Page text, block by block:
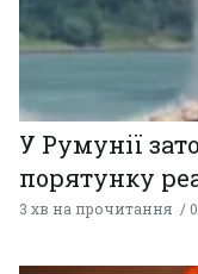
У Румунії
порятунку
3 хв на прочитання